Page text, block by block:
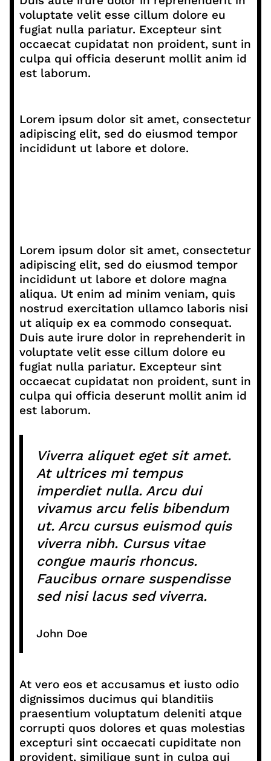
voluptate velit esse cillum dolore eu
fugiat nulla pariatur. Excepteur sint
occaecat cupidatat non proident, sunt in
culpa qui officia deserunt mollit anim id
est laborum.
Lorem ipsum dolor sit amet, consectetur
adipiscing elit, sed do eiusmod tempor
incididunt ut labore et dolore.
Lorem ipsum dolor sit amet, consectetur
adipiscing elit, sed do eiusmod tempor
incididunt ut labore et dolore magna
aliqua. Ut enim ad minim veniam, quis
nostrud exercitation ullamco laboris nisi
ut aliquip ex ea commodo consequat.
Duis aute irure dolor in reprehenderit in
voluptate velit esse cillum dolore eu
fugiat nulla pariatur. Excepteur sint
occaecat cupidatat non proident, sunt in
culpa qui officia deserunt mollit anim id
est laborum.
Viverra aliquet eget sit amet.
At ultrices mi tempus
imperdiet nulla. Arcu dui
vivamus arcu felis bibendum
ut. Arcu cursus euismod quis
viverra nibh. Cursus vitae
congue mauris rhoncus.
Faucibus ornare suspendisse
sed nisi lacus sed viverra.
John Doe
At vero eos et accusamus et iusto odio
dignissimos ducimus qui blanditiis
praesentium voluptatum deleniti atque
corrupti quos dolores et quas molestias
excepturi sint occaecati cupiditate non
provident, similique sunt in culpa qui